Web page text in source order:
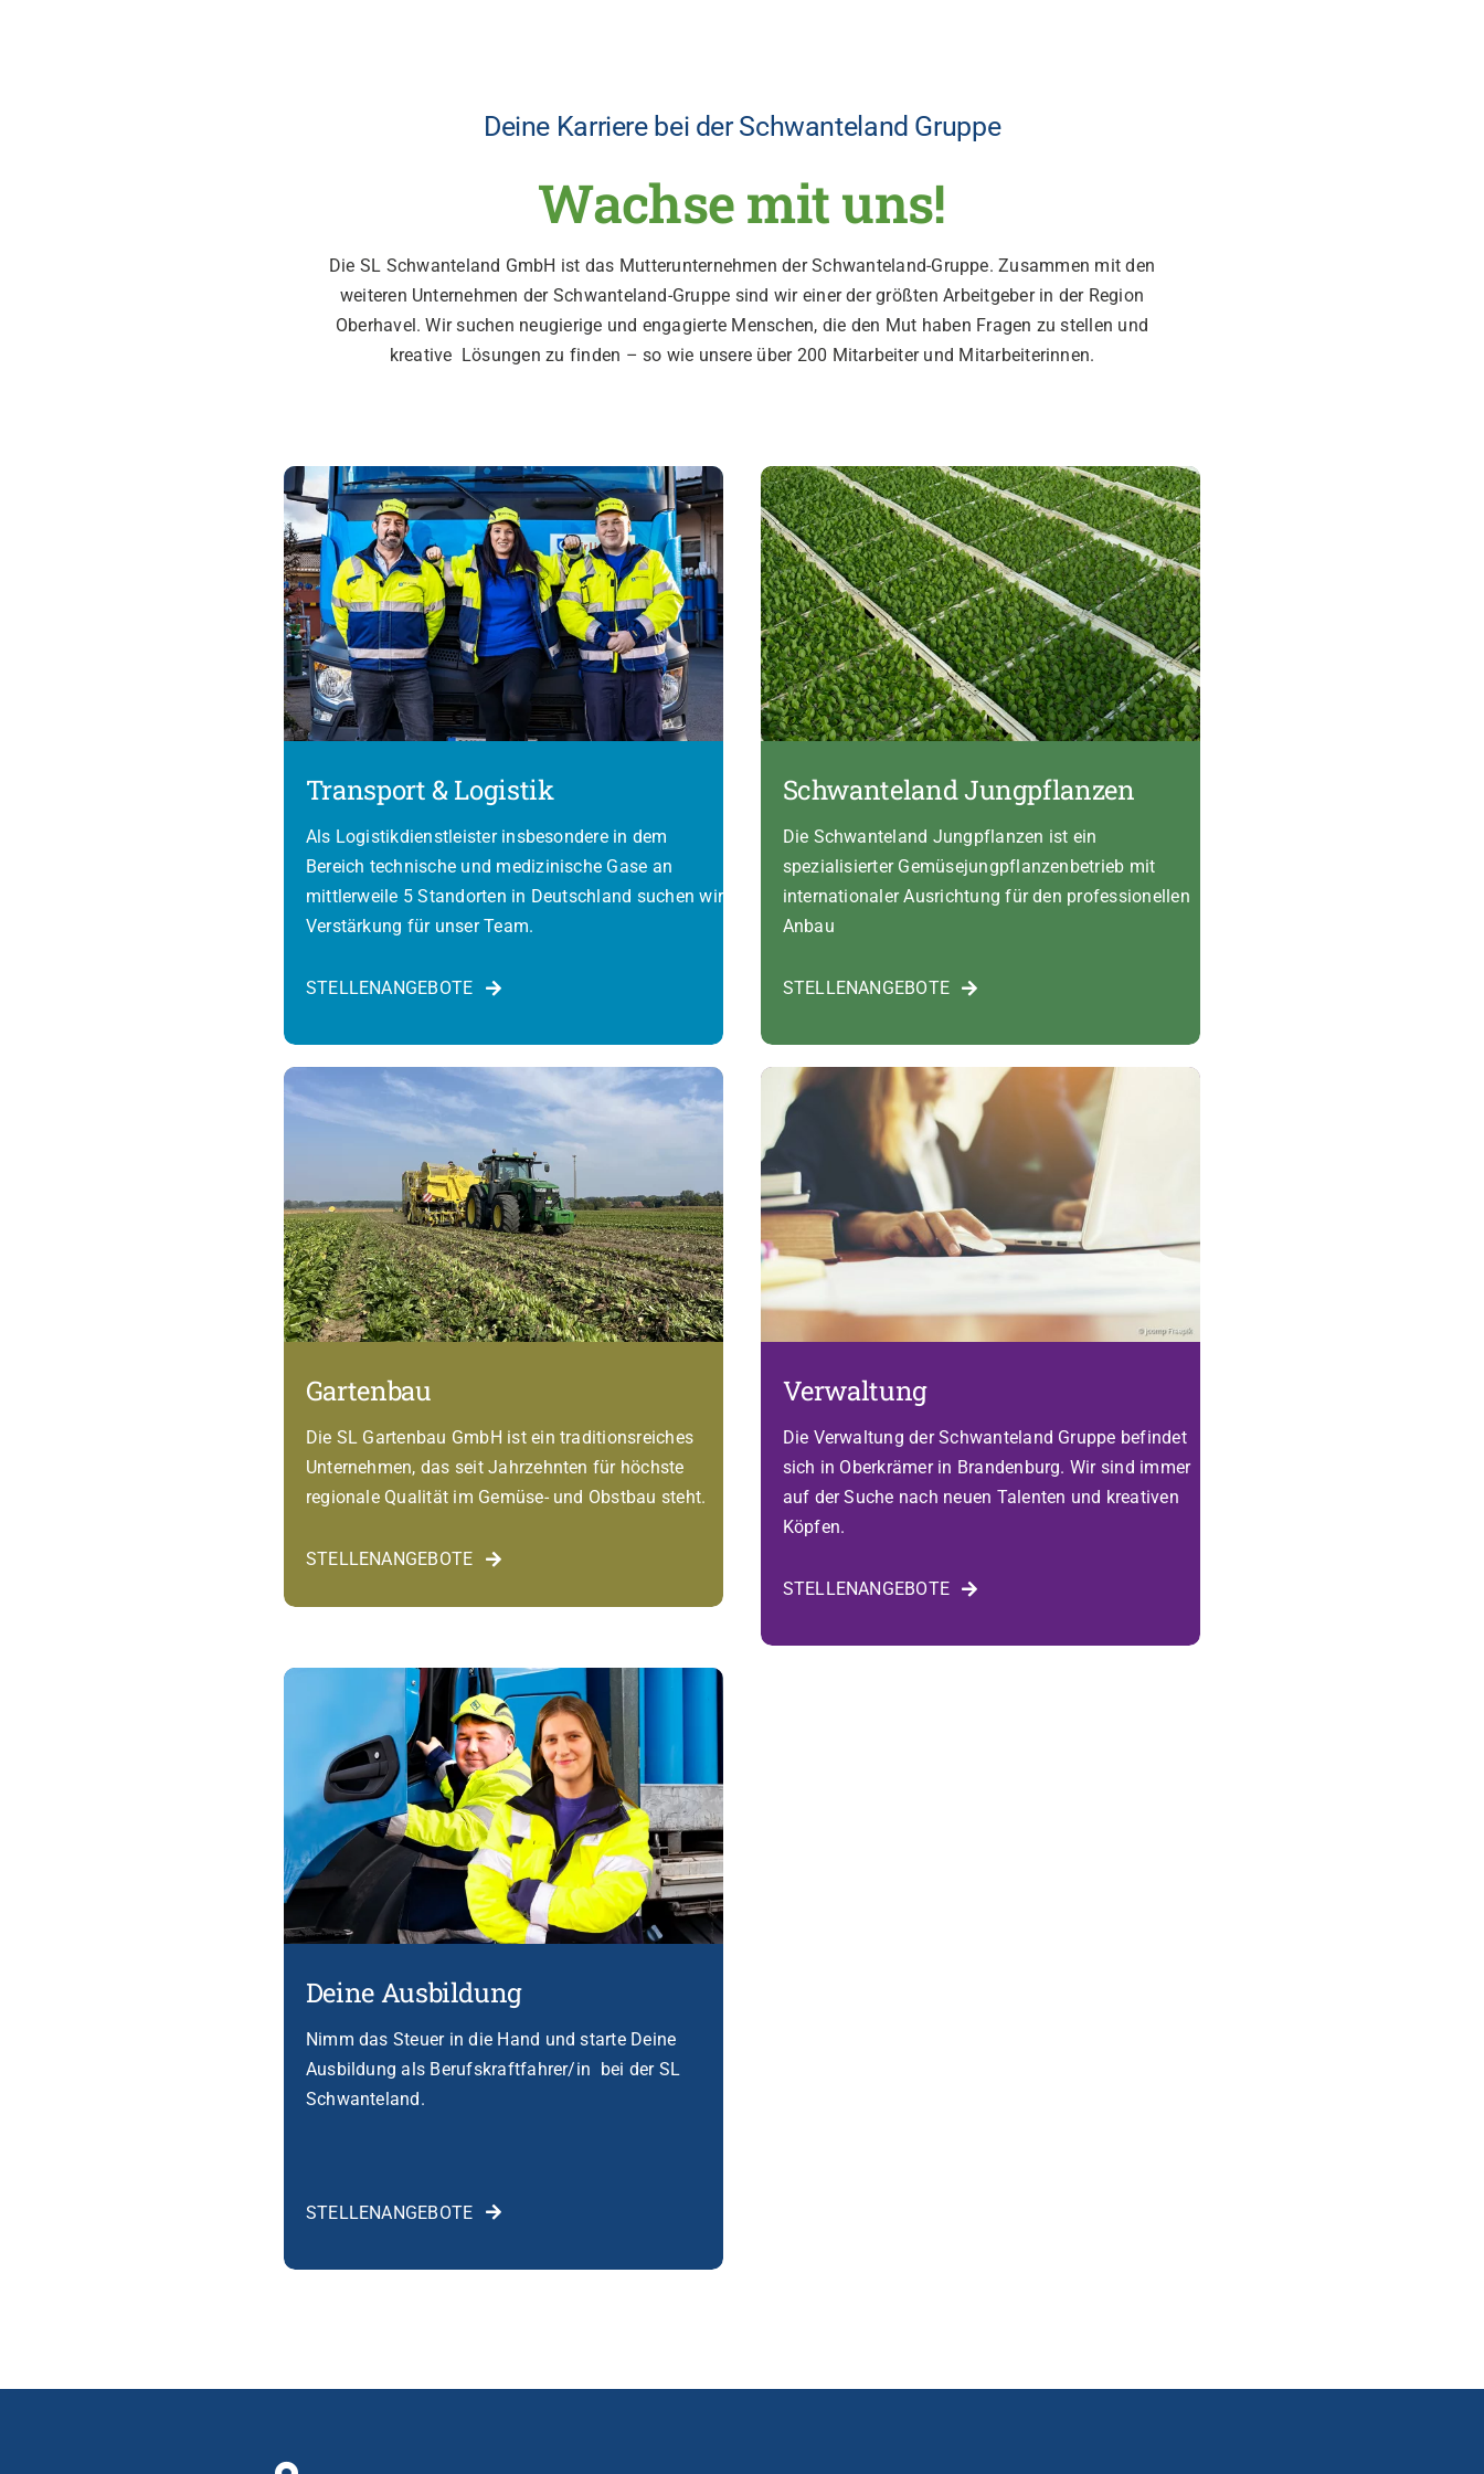
Deine Karriere bei der Schwanteland Gruppe
Wachse mit uns!
Die SL Schwanteland GmbH ist das Mutterunternehmen der Schwanteland-Gruppe. Zusammen mit den
weiteren Unternehmen der Schwanteland-Gruppe sind wir einer der größten Arbeitgeber in der Region
Oberhavel. Wir suchen neugierige und engagierte Menschen, die den Mut haben Fragen zu stellen und
kreative Lösungen zu finden – so wie unsere über 200 Mitarbeiter und Mitarbeiterinnen.
Transport & Logistik
Als Logistikdienstleister insbesondere in dem
Bereich technische und medizinische Gase an
mittlerweile 5 Standorten in Deutschland suchen wir
Verstärkung für unser Team.
STELLENANGEBOTE
Schwanteland Jungpflanzen
Die Schwanteland Jungpflanzen ist ein
spezialisierter Gemüsejungpflanzenbetrieb mit
internationaler Ausrichtung für den professionellen
Anbau
STELLENANGEBOTE
Gartenbau
Die SL Gartenbau GmbH ist ein traditionsreiches
Unternehmen, das seit Jahrzehnten für höchste
regionale Qualität im Gemüse- und Obstbau steht.
STELLENANGEBOTE
Verwaltung
Die Verwaltung der Schwanteland Gruppe befindet
sich in Oberkrämer in Brandenburg. Wir sind immer
auf der Suche nach neuen Talenten und kreativen
Köpfen.
STELLENANGEBOTE
Deine Ausbildung
Nimm das Steuer in die Hand und starte Deine
Ausbildung als Berufskraftfahrer/in bei der SL
Schwanteland.
STELLENANGEBOTE